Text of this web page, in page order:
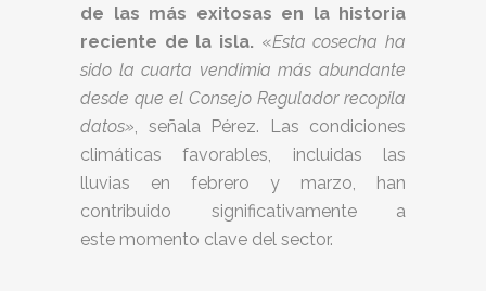
de las más exitosas en la historia
reciente de la isla. «Esta cosecha ha
sido la cuarta vendimia más abundante
desde que el Consejo Regulador recopila
datos», señala Pérez. Las condiciones
climáticas favorables, incluidas las
lluvias en febrero y marzo, han
contribuido significativamente a
este momento clave del sector.